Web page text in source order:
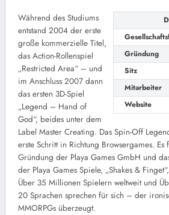
Gründung
Sitz
Mitarbeiter
Website
Während des Studiums
entstand 2004 der erste
große kommerzielle Titel,
das Action-Rollenspiel
„Restricted Area“ – und
im Anschluss 2007 dann
das ersten 3D-Spiel
„Legend – Hand of
God“, beides unter dem
Label Master Creating. Das Spin-Off
erste Schritt in Richtung Browsergames.
Gründung der Playa Games GmbH und
der Playa Games Spiele, „Shakes &
Über 35 Millionen Spielern weltweit und
20 Sprachen sprechen für sich – der
MMORPGs überzeugt.